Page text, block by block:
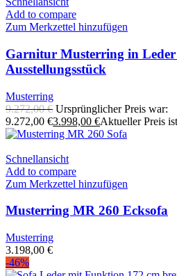
Add to compare
Zum Merkzettel hinzufügen
Garnitur Musterring in
Ausstellungsstück
Musterring
9.272,00€ Ursprünglicher Preis war:
9.272,00 €3.998,00 €Aktueller Preis
Schnellansicht
Add to compare
Zum Merkzettel hinzufügen
Musterring MR 260 Ecksofa
Musterring
3.198,00 €
-46%